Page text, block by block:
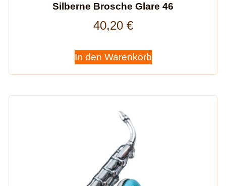
Silberne Brosche Glare 46
40,20 €
In den Warenkorb